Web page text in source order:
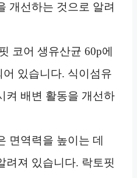
개선하는 것으로 알려
코어 생유산균 60p에
있습니다. 식이섬유
켜 배변 활동을 개선하
면역력을 높이는 데
려져 있습니다. 락토핏